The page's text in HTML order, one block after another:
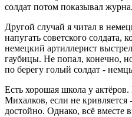
солдат потом показывал
Другой случай я читал в
напугать советского солдата,
немецкий артиллерист
гаубицы. Не попал, конечно,
по берегу голый солдат -
Есть хорошая школа у
Михалков, если не кривляется
достойно. Однако, всё вместе